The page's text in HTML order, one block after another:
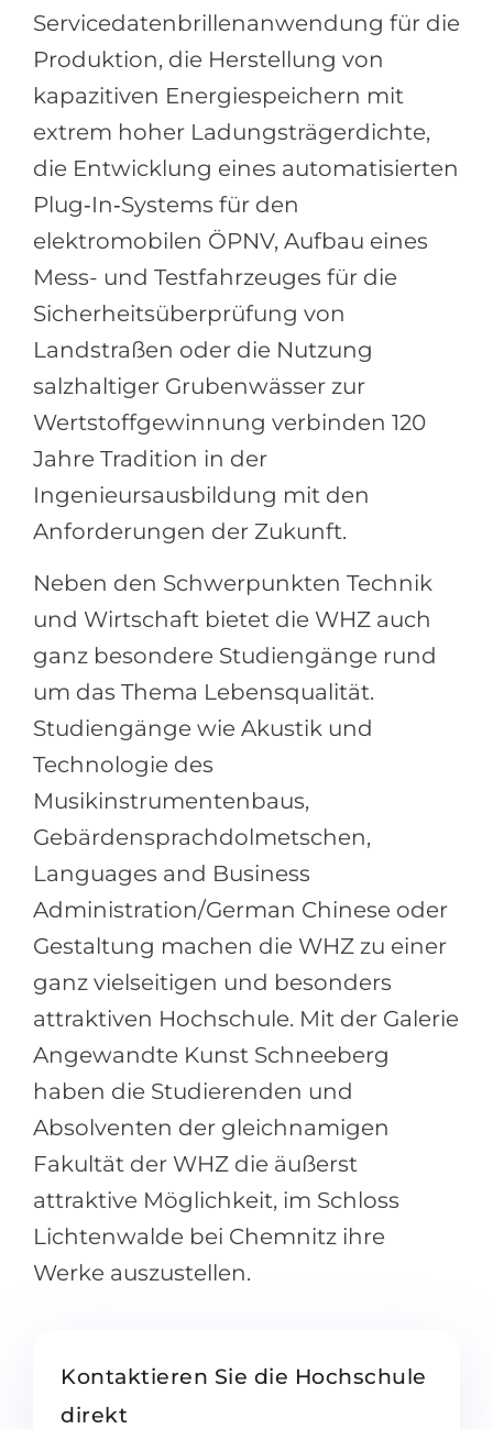
Servicedatenbrillenanwendung für die
Produktion, die Herstellung von
kapazitiven Energiespeichern mit
extrem hoher Ladungsträgerdichte,
die Entwicklung eines automatisierten
Plug‐In‐Systems für den
elektromobilen ÖPNV, Aufbau eines
Mess- und Testfahrzeuges für die
Sicherheitsüberprüfung von
Landstraßen oder die Nutzung
salzhaltiger Grubenwässer zur
Wertstoffgewinnung verbinden 120
Jahre Tradition in der
Ingenieursausbildung mit den
Anforderungen der Zukunft.
Neben den Schwerpunkten Technik
und Wirtschaft bietet die WHZ auch
ganz besondere Studiengänge rund
um das Thema Lebensqualität.
Studiengänge wie Akustik und
Technologie des
Musikinstrumentenbaus,
Gebärdensprachdolmetschen,
Languages and Business
Administration/German Chinese oder
Gestaltung machen die WHZ zu einer
ganz vielseitigen und besonders
attraktiven Hochschule. Mit der Galerie
Angewandte Kunst Schneeberg
haben die Studierenden und
Absolventen der gleichnamigen
Fakultät der WHZ die äußerst
attraktive Möglichkeit, im Schloss
Lichtenwalde bei Chemnitz ihre
Werke auszustellen.
Kontaktieren Sie die Hochschule
direkt